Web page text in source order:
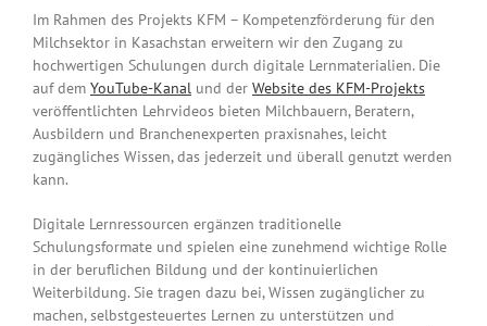
Im Rahmen des Projekts KFM – Kompetenzförderung für den
Milchsektor in Kasachstan erweitern wir den Zugang zu
hochwertigen Schulungen durch digitale Lernmaterialien. Die
auf dem YouTube-Kanal und der Website des KFM-Projekts
veröffentlichten Lehrvideos bieten Milchbauern, Beratern,
Ausbildern und Branchenexperten praxisnahes, leicht
zugängliches Wissen, das jederzeit und überall genutzt werden
kann.
Digitale Lernressourcen ergänzen traditionelle
Schulungsformate und spielen eine zunehmend wichtige Rolle
in der beruflichen Bildung und der kontinuierlichen
Weiterbildung. Sie tragen dazu bei, Wissen zugänglicher zu
machen, selbstgesteuertes Lernen zu unterstützen und